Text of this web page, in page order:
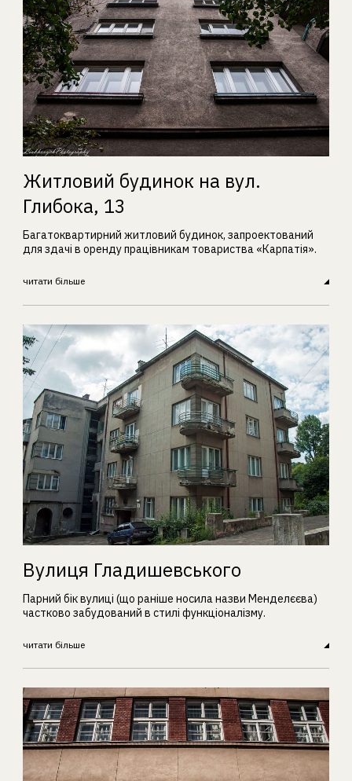
Житловий будинок на вул.
Глибока, 13
Багатоквартирний житловий будинок, запроектований
для здачі в оренду працівникам товариства «Карпатія».
читати більше
Вулиця Гладишевського
Парний бік вулиці (що раніше носила назви Менделєєва)
частково забудований в стилі функціоналізму.
читати більше